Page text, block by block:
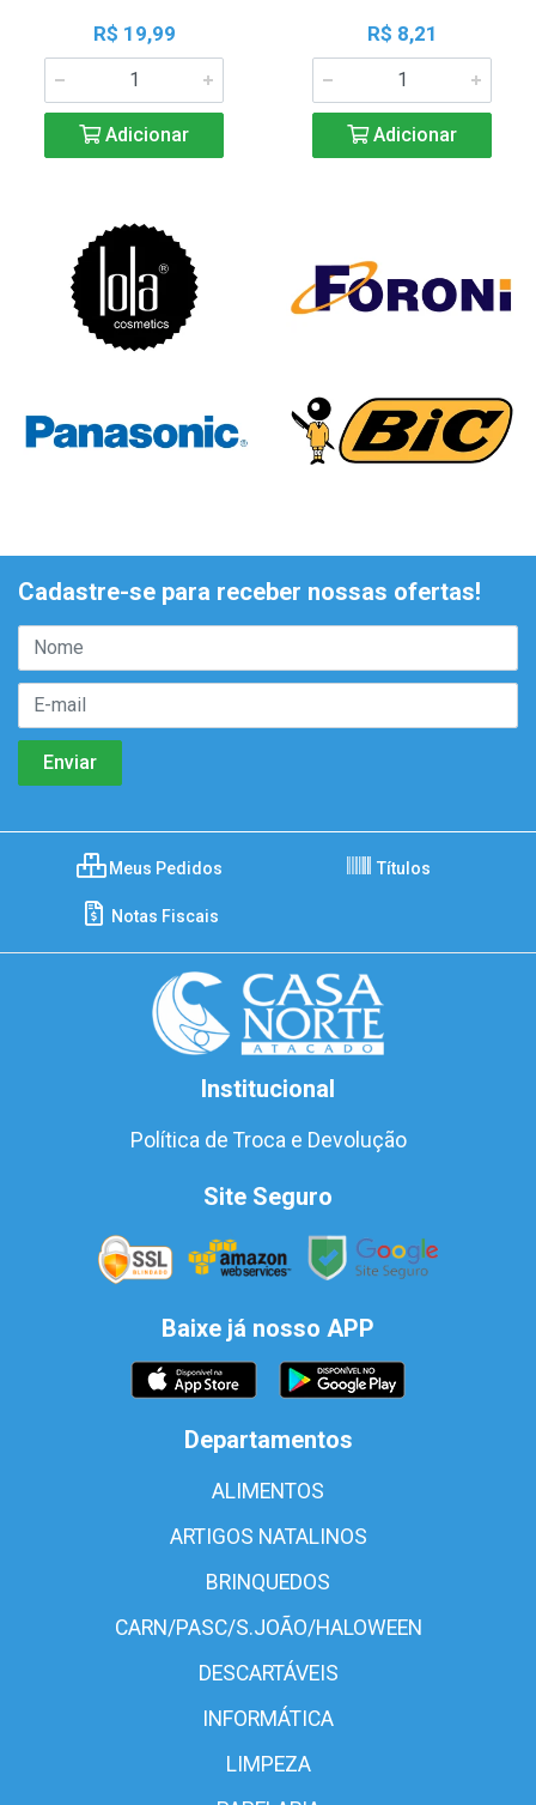
R$ 19,99
Adicionar
R$ 8,21
Adicionar
Cadastre-se para receber nossas ofertas!
Meus Pedidos Títulos
Notas Fiscais
Institucional
Política de Troca e Devolução
Site Seguro
Baixe já nosso APP
Departamentos
ALIMENTOS
ARTIGOS NATALINOS
BRINQUEDOS
CARN/PASC/S.JOÃO/HALOWEEN
DESCARTÁVEIS
INFORMÁTICA
LIMPEZA